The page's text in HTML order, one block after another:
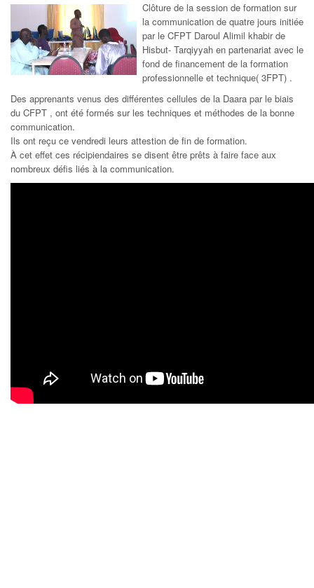
Clôture de la session de formation sur
la communication de quatre jours initiée
par le CFPT Daroul Alimil khabir de
Hisbut- Tarqiyyah en partenariat avec le
fond de financement de la formation
professionnelle et technique( 3FPT) .
Des apprenants venus des différentes cellules de la Daara par le biais
du CFPT , ont été formés sur les techniques et méthodes de la bonne
communication.
Ils ont reçu ce vendredi leurs attestion de fin de formation.
À cet effet ces récipiendaires se disent être prêts à faire face aux
nombreux défis liés à la communication.